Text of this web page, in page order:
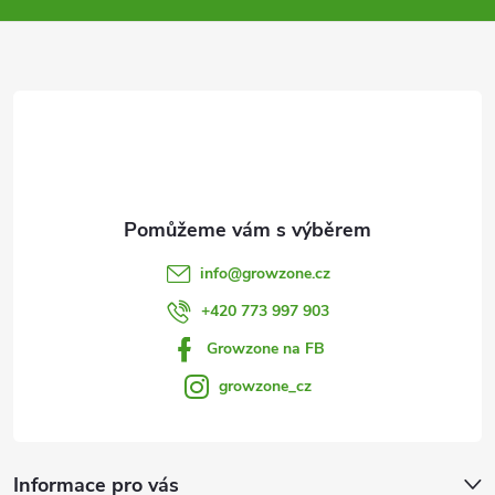
a
info@growzone.cz
+420 773 997 903
Growzone na FB
growzone_cz
Informace pro vás